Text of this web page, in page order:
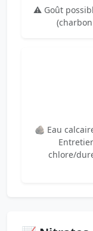
⚠️ Goût
🪨 Eau
chlore/